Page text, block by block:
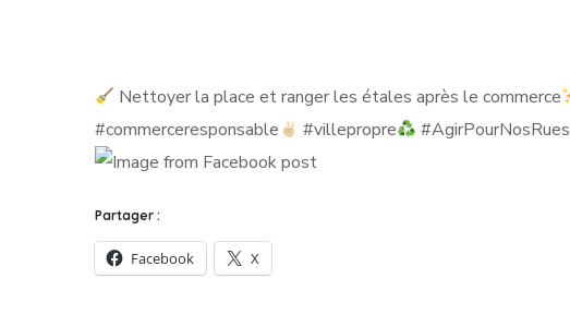
Nettoyer la place et ranger les étales après le commerce
#commerceresponsable
#villepropre #AgirPourNosRues
Partager :
Facebook X